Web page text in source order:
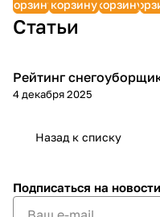
корзину
33291
корзинукорзину
Статьи
Зимняя
Рейтинг
4 декабря 2025
Назад к списку
Подписаться на